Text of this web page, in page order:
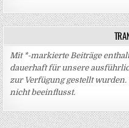
Mit *-markierte Beiträge
dauerhaft für unsere
zur Verfügung gestellt
nicht beeinflusst.